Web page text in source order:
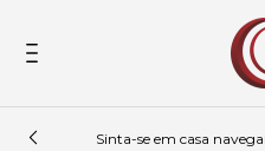
Sinta-se em casa